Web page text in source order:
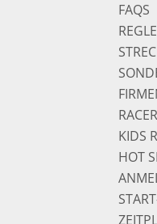
FAQS
KIDS
HOT